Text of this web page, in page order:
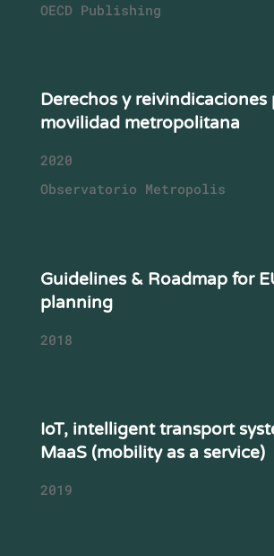
OECD Publishing
Derechos y reivindicaciones
movilidad metropolitana
2020
Observatorio Metropolis
Guidelines & Roadmap for
planning
2018
IoT, intelligent transport
MaaS (mobility as a service)
2019